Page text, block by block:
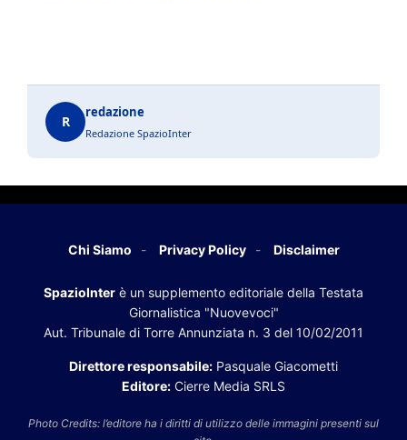
R
redazione
Redazione SpazioInter
Chi Siamo Privacy Policy Disclaimer
SpazioInter è un supplemento editoriale della Testata
Giornalistica "Nuovevoci"
Aut. Tribunale di Torre Annunziata n. 3 del 10/02/2011
Direttore responsabile: Pasquale Giacometti
Editore: Cierre Media SRLS
Photo Credits: l’editore ha i diritti di utilizzo delle immagini presenti sul